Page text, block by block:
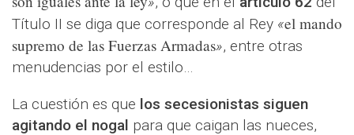
Título II se diga que corresponde al Rey «el mando
supremo de las Fuerzas Armadas», entre otras
menudencias por el estilo…
La cuestión es que los secesionistas siguen
agitando el nogal para que caigan las nueces,